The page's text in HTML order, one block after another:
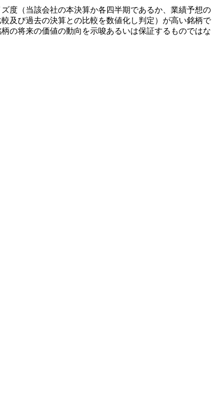
度（当該会社の本決算か各四半期であるか、業績予想の
及び過去の決算との比較を数値化し判定）が高い銘柄で
の将来の価値の動向を示唆あるいは保証するものではな